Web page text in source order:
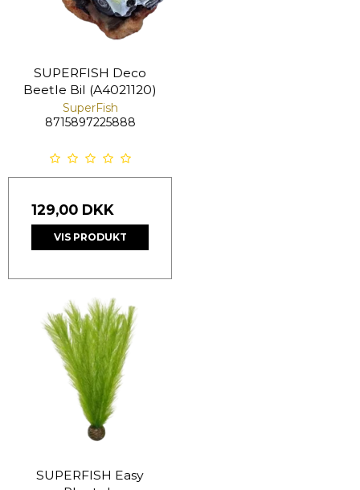
SUPERFISH Deco
Beetle Bil (A4021120)
SuperFish
8715897225888
129,00 DKK
VIS PRODUKT
SUPERFISH Easy